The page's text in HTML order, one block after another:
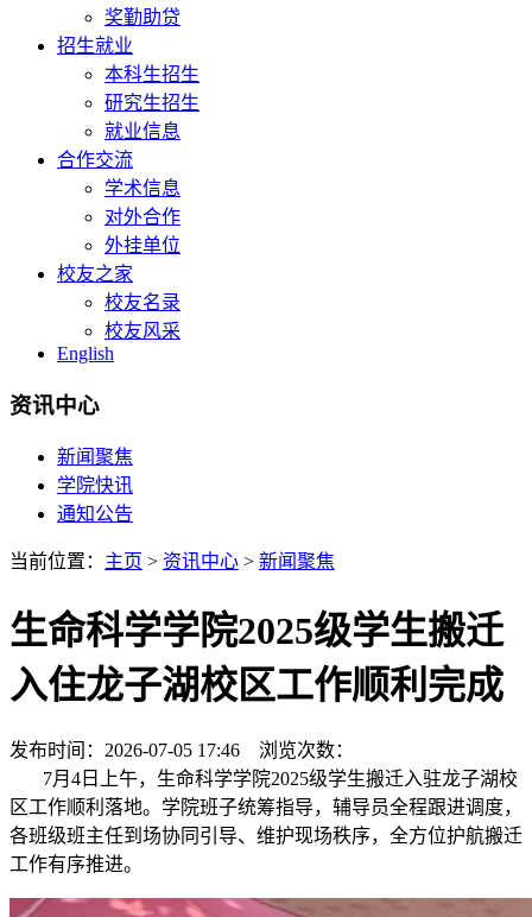
奖勤助贷
招生就业
本科生招生
研究生招生
就业信息
合作交流
学术信息
对外合作
外挂单位
校友之家
校友名录
校友风采
English
资讯中心
新闻聚焦
学院快讯
通知公告
当前位置： 主页 > 资讯中心 > 新闻聚焦
生命科学学院2025级学生搬迁
入住龙子湖校区工作顺利完成
发布时间：2026-07-05 17:46 浏览次数：
7月4日上午，生命科学学院2025级学生搬迁入驻龙子湖校
区工作顺利落地。学院班子统筹指导，辅导员全程跟进调度，
各班级班主任到场协同引导、维护现场秩序，全方位护航搬迁
工作有序推进。